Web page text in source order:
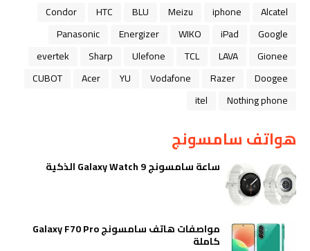
Alcatel
iphone
Meizu
BLU
HTC
Condor
Google
iPad
WIKO
Energizer
Panasonic
Gionee
LAVA
TCL
Ulefone
Sharp
evertek
Doogee
Razer
Vodafone
YU
Acer
CUBOT
Nothing phone
itel
هواتف سامسونج
ساعة سامسونج Galaxy Watch 9 الذكية
مواصفات هاتف سامسونج Galaxy F70 Pro
كاملة